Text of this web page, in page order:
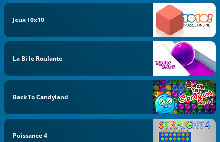
Jeux 10x10
La Bille Roulante
Back To Candyland
Puissance 4